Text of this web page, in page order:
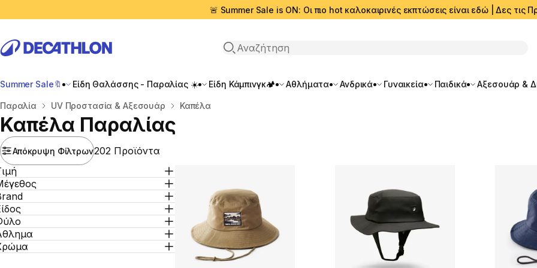
🚨 Summer Sale is ON: Οι πιο hot καλοκαιρινές εκπτώσεις είναι εδώ | Δες τις
Αναζήτηση
Summer Sale🔖 Είδη Θαλάσσης - Παραλίας ☀️ Είδη Κάμπινγκ🏕️ Αθλήματα Ανδρικά Γυναικεία Παιδικά Αξεσουάρ &
Αρχική σελίδα
Παραλία UV Προστασία & Αξεσουάρ Καπέλα
Καπέλα Παραλίας
Απόκρυψη Φίλτρων202 Προϊόντα